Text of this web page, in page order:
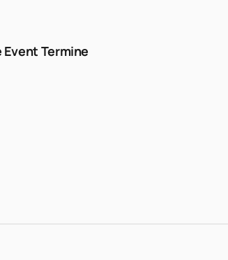
Event Termine